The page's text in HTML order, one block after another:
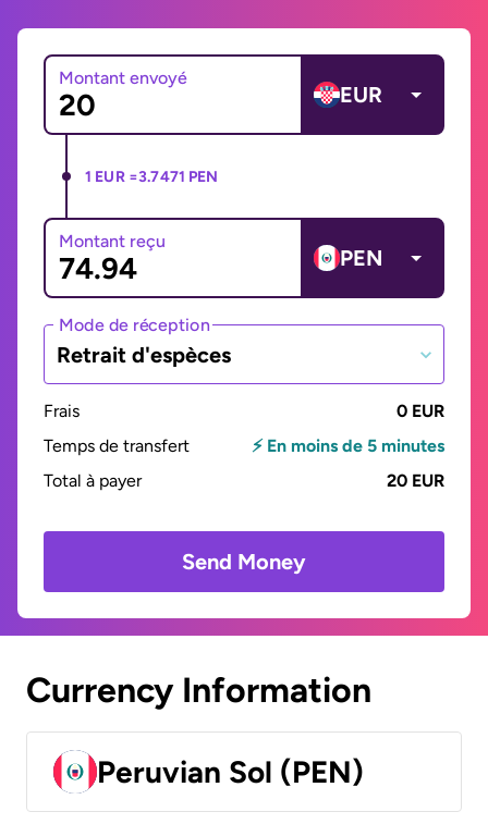
Montant envoyé
EUR
1 EUR =3.7471 PEN
Montant reçu
PEN
Mode de réception
Retrait d'espèces
Frais
0 EUR
Temps de transfert
⚡ En moins de 5 minutes
Total à payer
20 EUR
Send Money
Currency Information
Peruvian Sol (PEN)